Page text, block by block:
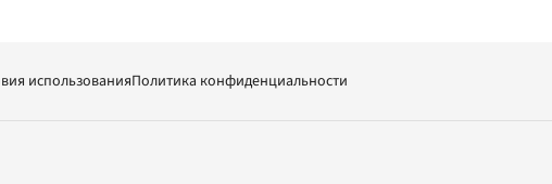
использованияПолитика конфиденциальности